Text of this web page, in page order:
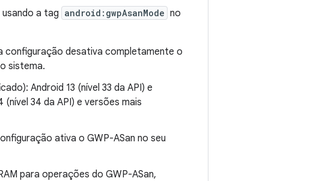
a tag android:gwpAsanMode no
configuração desativa completamente o
sistema.
Android 13 (nível 33 da API) e
34 da API) e versões mais
ativa o GWP-ASan no seu
para operações do GWP-ASan,